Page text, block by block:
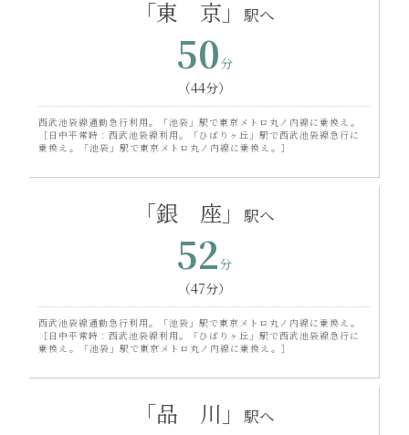
「東 京」
50
（44分）
西武池袋線通勤急行利用。「池袋」駅で東京メトロ丸ノ内線に乗換え。
［日中平常時：西武池袋線利用。「ひばりヶ丘」駅で西武池袋線急行に
乗換え。「池袋」駅で東京メトロ丸ノ内線に乗換え。］
「銀 座」
52
（47分）
西武池袋線通勤急行利用。「池袋」駅で東京メトロ丸ノ内線に乗換え。
［日中平常時：西武池袋線利用。「ひばりヶ丘」駅で西武池袋線急行に
乗換え。「池袋」駅で東京メトロ丸ノ内線に乗換え。］
「品 川」